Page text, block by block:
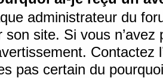
administrateur du
son site. Si vous
Contactez
pas certain du